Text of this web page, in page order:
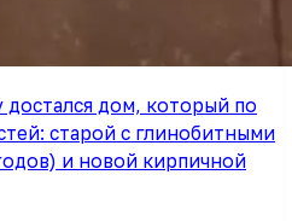
достался дом, который по
старой с глинобитными
и новой кирпичной